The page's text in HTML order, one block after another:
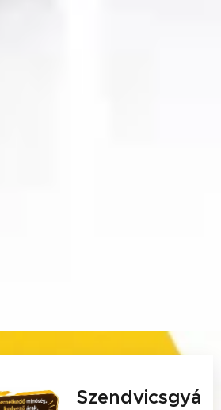
Szendvicsgyá